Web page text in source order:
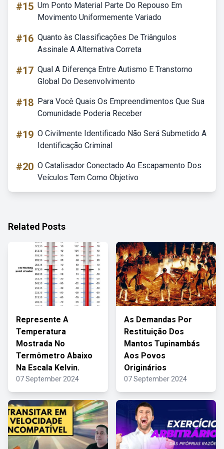
#15 Um Ponto Material Parte Do Repouso Em
Movimento Uniformemente Variado
#16 Quanto às Classificações De Triângulos
Assinale A Alternativa Correta
#17 Qual A Diferença Entre Autismo E Transtorno
Global Do Desenvolvimento
#18 Para Você Quais Os Empreendimentos Que Sua
Comunidade Poderia Receber
#19 O Civilmente Identificado Não Será Submetido A
Identificação Criminal
#20 O Catalisador Conectado Ao Escapamento Dos
Veículos Tem Como Objetivo
Related Posts
Represente A
Temperatura
Mostrada No
Termômetro Abaixo
Na Escala Kelvin.
07 September 2024
As Demandas Por
Restituição Dos
Mantos Tupinambás
Aos Povos
Originários
07 September 2024